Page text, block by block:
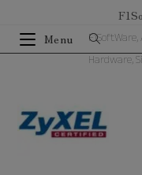
contenuto
Menu
Hardware,